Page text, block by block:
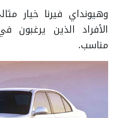
وهيونداي فيرنا خيار
الأفراد الذين
مناسب.